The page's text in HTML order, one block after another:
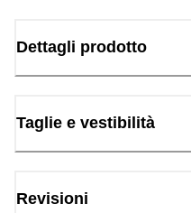
Dettagli prodotto
Taglie e vestibilità
Revisioni